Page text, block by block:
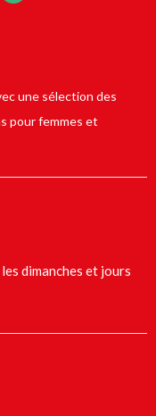
une sélection des
pour femmes et
dimanches et jours